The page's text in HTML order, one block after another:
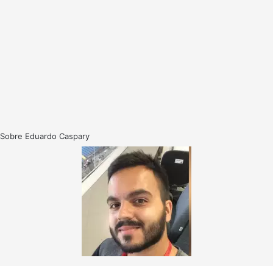
Sobre Eduardo Caspary